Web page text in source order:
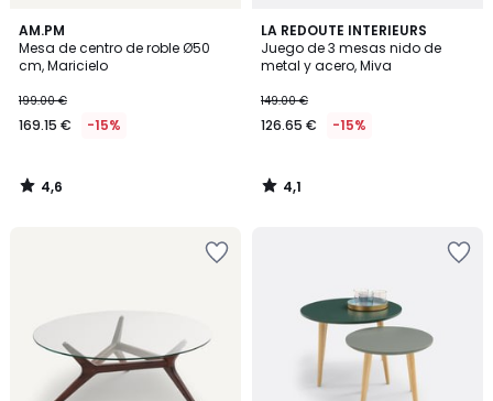
AM.PM
Mesa de centro de roble Ø50
cm, Maricielo
199.00 €
169.15 € -15%
4,6
/ 5
4,6
/
LA REDOUTE INTERIEURS
Juego de 3 mesas nido de
metal y acero, Miva
149.00 €
126.65 € -15%
4,1
/ 5
4,1
/